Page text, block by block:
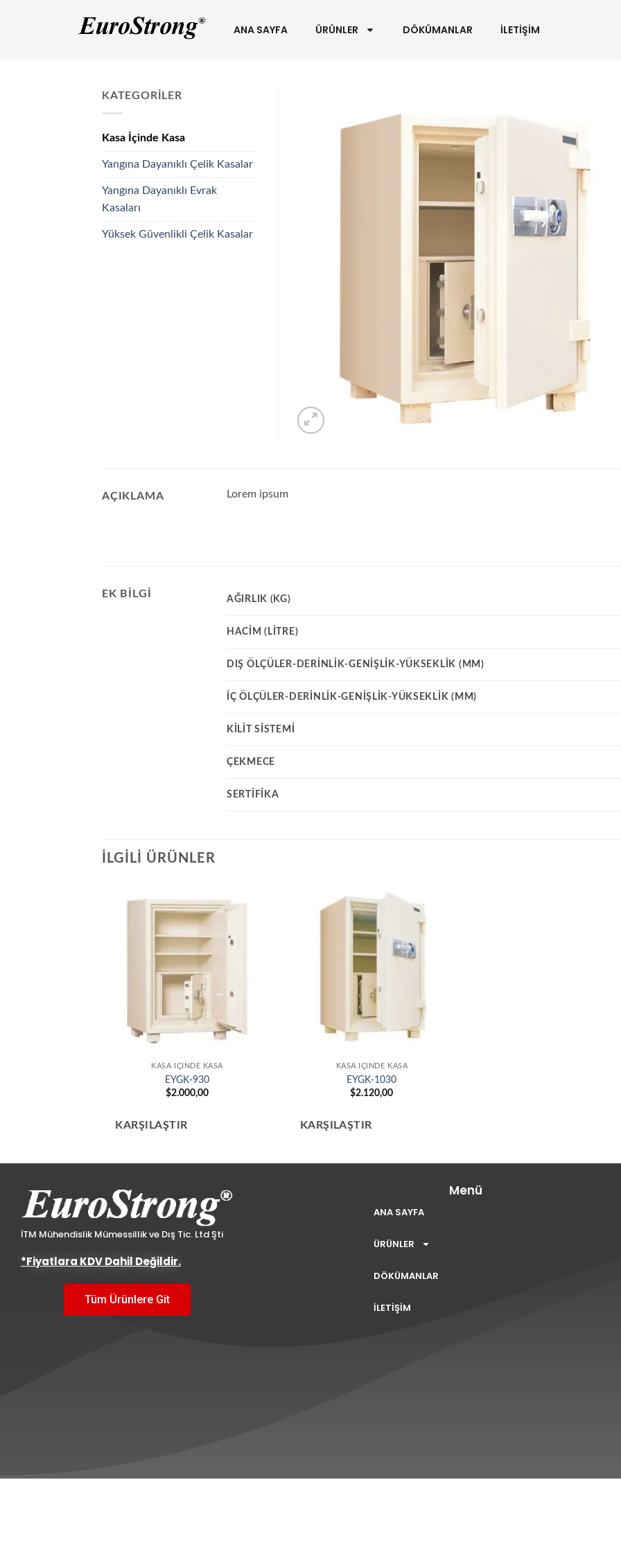
ANA SAYFA ÜRÜNLER DÖKÜMANLAR İLETİŞİM
KATEGORİLER
Kasa İçinde Kasa
Yangına Dayanıklı Çelik Kasalar
Yangına Dayanıklı Evrak
Kasaları
Yüksek Güvenlikli Çelik Kasalar
AÇIKLAMA Lorem ipsum
EK BILGI AĞIRLIK (KG)
HACIM (LITRE)
DIŞ ÖLÇÜLER-DERINLIK-GENIŞLIK-YÜKSEKLIK (MM)
İÇ ÖLÇÜLER-DERINLIK-GENIŞLIK-YÜKSEKLIK (MM)
KILIT SISTEMI
ÇEKMECE
SERTIFIKA
İLGILI ÜRÜNLER
KASA İÇINDE KASA
EYGK-930
$2.000,00
KARŞILAŞTIR
KASA İÇINDE KASA
EYGK-1030
$2.120,00
KARŞILAŞTIR
İTM Mühendislik Mümessillik ve Dış Tic. Ltd Şti
*Fiyatlara KDV Dahil Değildir.
Tüm Ürünlere Git
Menü
ANA SAYFA
ÜRÜNLER
DÖKÜMANLAR
İLETİŞİM